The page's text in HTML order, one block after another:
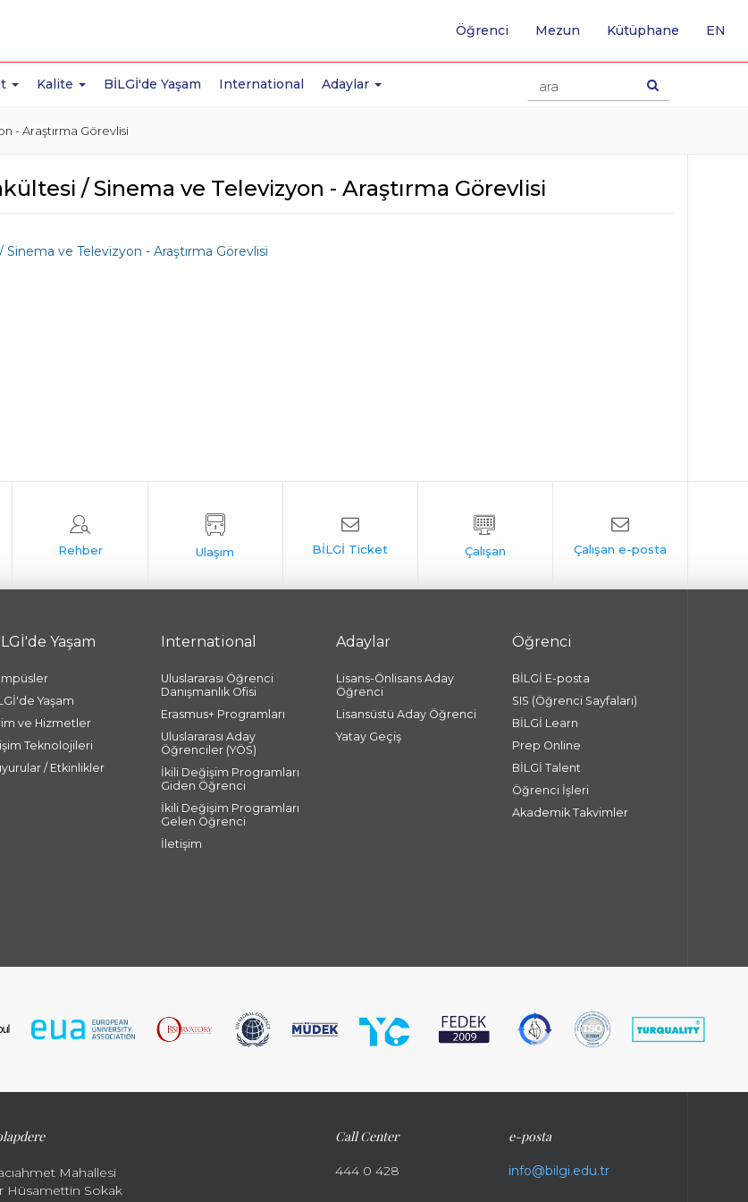
Kalite BİLGİ'de Yaşam International Adaylar
Öğrenci Mezun Kütüphane EN
- Araştırma Görevlisi
/ Sinema ve Televizyon - Araştırma Görevlisi
ve Televizyon - Araştırma Görevlisi
Yaşam
Yaşam
ve Hizmetler
Teknolojileri
/ Etkinlikler
International
Uluslararası Öğrenci
Danışmanlık Ofisi
Erasmus+ Programları
Uluslararası Aday
Öğrenciler (YÖS)
İkili Değişim Programları
Giden Öğrenci
İkili Değişim Programları
Gelen Öğrenci
İletişim
Adaylar
Lisans-Önlisans Aday
Öğrenci
Lisansüstü Aday Öğrenci
Yatay Geçiş
Öğrenci
BİLGİ E-posta
SIS (Öğrenci Sayfaları)
BİLGİ Learn
Prep Online
BİLGİ Talent
Öğrenci İşleri
Akademik Takvimler
Mahallesi
Hüsamettin Sokak
Call Center
444 0 428
e-posta
info@bilgi.edu.tr